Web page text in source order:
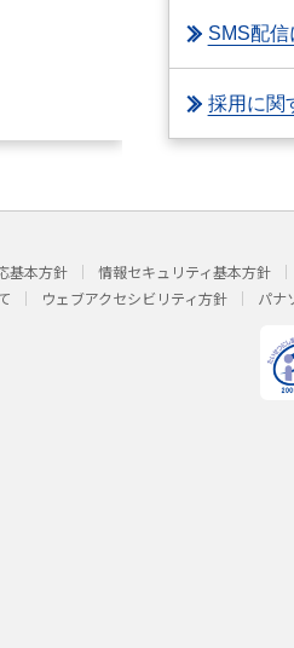
SMS配
採用に関
基本方針
情報セキュリティ基本方針
ウェブアクセシビリティ方針 パナ